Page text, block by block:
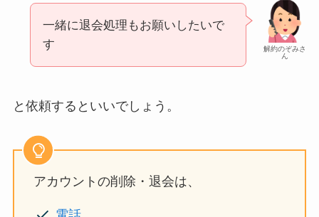
解約のぞみさ
ん
一緒に退会処理もお願いしたいで
す
と依頼するといいでしょう。
アカウントの削除・退会は、